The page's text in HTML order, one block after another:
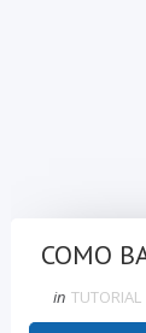
COMO
in TUTORIAL